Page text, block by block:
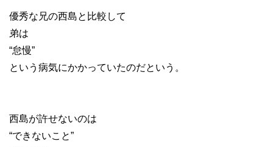
優秀な兄の西島と比較して
弟は
“怠慢”
という病気にかかっていたのだという。
西島が許せないのは
“できないこと”